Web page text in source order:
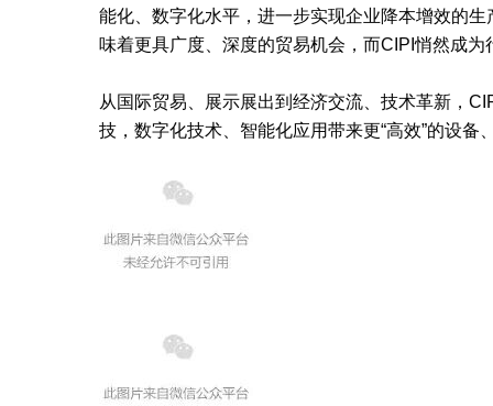
能化、数字化水平，进一步实现企业降本增效的
味着更具广度、深度的贸易机会，而CIPI悄然成
从国际贸易、展示展出到经济交流、技术革新，
技，数字化技术、智能化应用带来更“高效”的设备